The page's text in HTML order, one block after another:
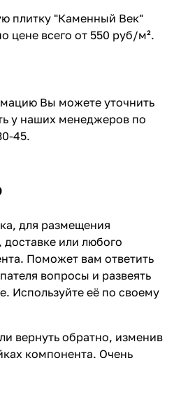
плитку "Каменный Век"
цене всего от 550 руб/м².
Вы можете уточнить
у наших менеджеров по
45.
для размещения
или любого
Поможет вам ответить
вопросы и развеять
Используйте её по своему
вернуть обратно, изменив
компонента. Очень